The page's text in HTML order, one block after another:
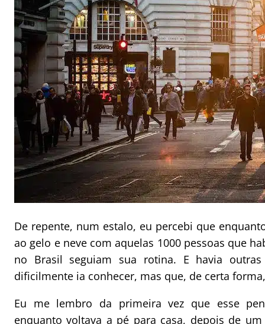
De repente, num estalo, eu percebi que
ao gelo e neve com aquelas 1000 pessoas que
no Brasil seguiam sua rotina. E havia
dificilmente ia conhecer, mas que, de certa
Eu me lembro da primeira vez que esse
enquanto voltava a pé para casa, depois de